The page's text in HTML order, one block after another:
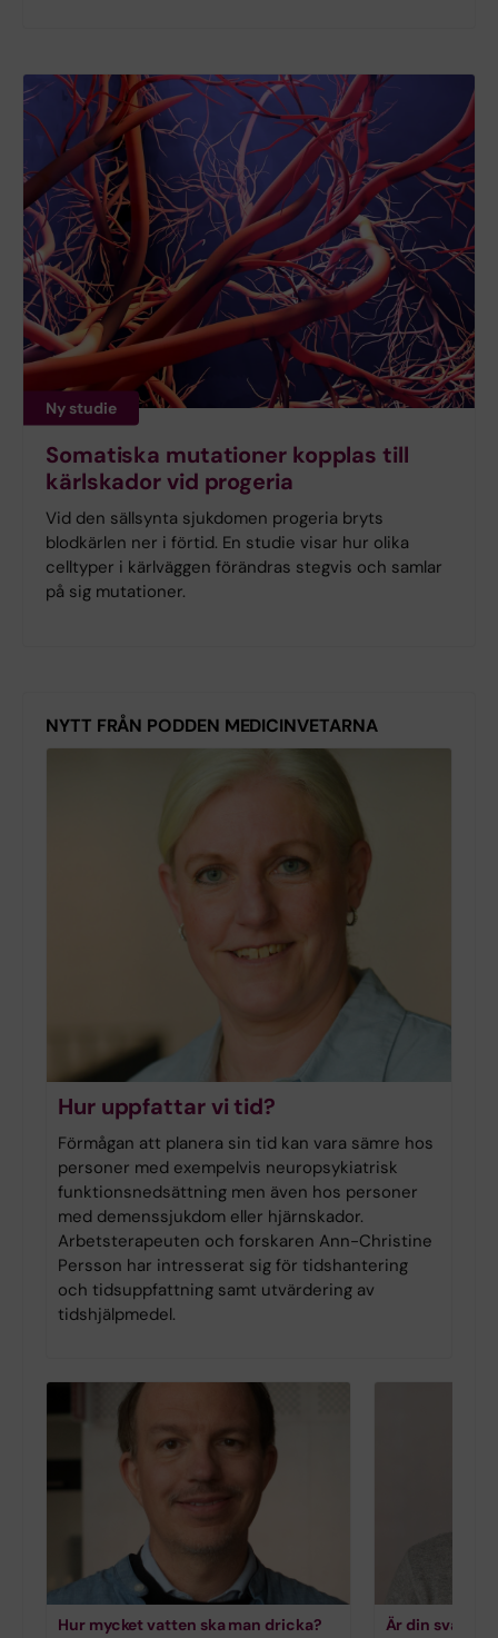
Ny studie
Somatiska mutationer kopplas till
kärlskador vid progeria
Vid den sällsynta sjukdomen progeria bryts
blodkärlen ner i förtid. En studie visar hur olika
celltyper i kärlväggen förändras stegvis och samlar
på sig mutationer.
NYTT FRÅN PODDEN MEDICINVETARNA
Hur uppfattar vi tid?
Förmågan att planera sin tid kan vara sämre hos
personer med exempelvis neuropsykiatrisk
funktionsnedsättning men även hos personer
med demenssjukdom eller hjärnskador.
Arbetsterapeuten och forskaren Ann-Christine
Persson har intresserat sig för tidshantering
och tidsuppfattning samt utvärdering av
tidshjälpmedel.
Hur mycket vatten ska man dricka? Är din